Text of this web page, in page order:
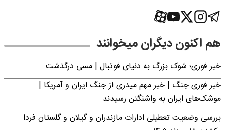
هم اکنون دیگران میخوانند
خبر فوری؛‌ شوک بزرگ به دنیای فوتبال | مسی درگذشت
خبر فوری جنگ | خبر مهم میدری از جنگ ایران و آمریکا |
موشک‌های ایران به واشنگتن رسیدند
بررسی وضعیت تعطیلی ادارات مازندران و گیلان و گلستان فردا